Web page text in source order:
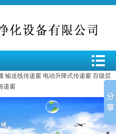
输送线传递窗 电动升降式传递窗 百级层
递窗